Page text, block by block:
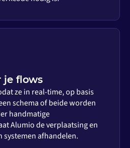
je flows
ze in real-time, op basis
schema of beide worden
handmatige
Alumio de verplaatsing en
afhandelen.